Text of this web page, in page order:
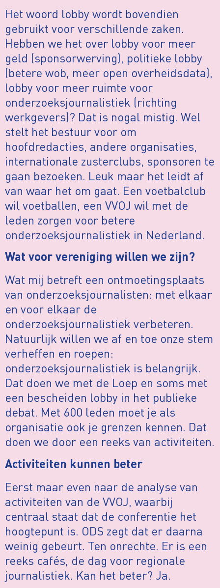
Het woord lobby wordt bovendien
gebruikt voor verschillende zaken.
Hebben we het over lobby voor meer
geld (sponsorwerving), politieke lobby
(betere wob, meer open overheidsdata),
lobby voor meer ruimte voor
onderzoeksjournalistiek (richting
werkgevers)? Dat is nogal mistig. Wel
stelt het bestuur voor om
hoofdredacties, andere organisaties,
internationale zusterclubs, sponsoren te
gaan bezoeken. Leuk maar het leidt af
van waar het om gaat. Een voetbalclub
wil voetballen, een VVOJ wil met de
leden zorgen voor betere
onderzoeksjournalistiek in Nederland.
Wat voor vereniging willen we zijn?
Wat mij betreft een ontmoetingsplaats
van onderzoeksjournalisten: met elkaar
en voor elkaar de
onderzoeksjournalistiek verbeteren.
Natuurlijk willen we af en toe onze stem
verheffen en roepen:
onderzoeksjournalistiek is belangrijk.
Dat doen we met de Loep en soms met
een bescheiden lobby in het publieke
debat. Met 600 leden moet je als
organisatie ook je grenzen kennen. Dat
doen we door een reeks van activiteiten.
Activiteiten kunnen beter
Eerst maar even naar de analyse van
activiteiten van de VVOJ, waarbij
centraal staat dat de conferentie het
hoogtepunt is. ODS zegt dat er daarna
weinig gebeurt. Ten onrechte. Er is een
reeks cafés, de dag voor regionale
journalistiek. Kan het beter? Ja.